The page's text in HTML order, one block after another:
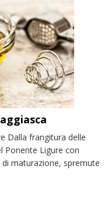
Dalla frangitura delle
Ponente Ligure con
maturazione, spremute